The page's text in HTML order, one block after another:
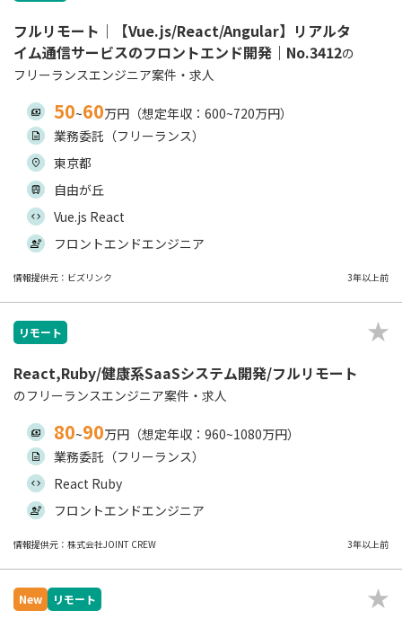
フルリモート｜【Vue.js/React/Angular】リアルタ
イム通信サービスのフロントエンド開発｜No.3412の
フリーランスエンジニア案件・求人
50~60万円（想定年収：600~720万円）
業務委託（フリーランス）
東京都
自由が丘
Vue.js React
フロントエンドエンジニア
情報提供元：ビズリンク 3年以上前
リモート
React,Ruby/健康系SaaSシステム開発/フルリモート
のフリーランスエンジニア案件・求人
80~90万円（想定年収：960~1080万円）
業務委託（フリーランス）
React Ruby
フロントエンドエンジニア
情報提供元：株式会社JOINT CREW 3年以上前
New リモート